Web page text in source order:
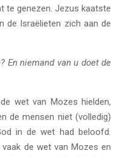
te genezen. Jezus kaatste
de Israëlieten zich aan de
En niemand van u doet de
wet van Mozes hielden,
de mensen niet (volledig)
in de wet had beloofd.
de wet van Mozes en